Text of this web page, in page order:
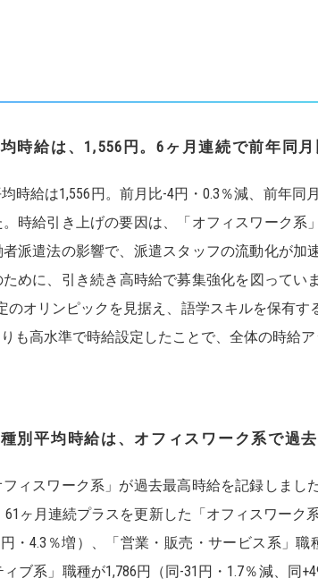
時給は、 1,556 円。6 ヶ月連続で前年同月
時給は1,556円。前月比-4円・0.3％減、前年同
時給引き上げの要因は、「オフィスワーク系
派遣法の影響で、派遣スタッフの流動化が加
めに、引き続き高時給で募集強化を図ってい
のオリンピックを見据え、語学スキルを保有す
も高水準で時給設定したことで、全体の時給ア
別平均時給は、オフィスワーク系で過
ィスワーク系」が過去最高時給を記録しまし
ヶ月連続プラスを更新した「オフィスワーク
・4.3％増）、「営業・販売・サービス系」職
ブ系」職種が1,786円（同-31円・1.7％減、同